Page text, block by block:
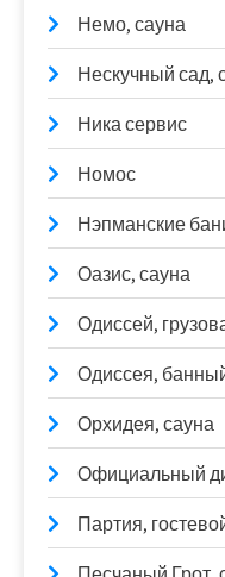
Немо, сауна
Нескучный сад,
Ника сервис
Номос
Нэпманские
Оазис, сауна
Одиссей,
Одиссея,
Орхидея, сауна
Официальный
Партия,